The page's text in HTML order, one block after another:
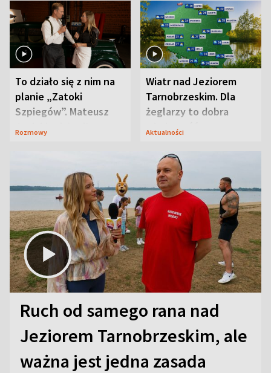
To działo się z nim na
planie „Zatoki
Szpiegów”. Mateusz
Janicki odsłonił
Rozmowy
Wiatr nad Jeziorem
Tarnobrzeskim. Dla
żeglarzy to dobra
wiadomość
Aktualności
Ruch od samego rana nad
Jeziorem Tarnobrzeskim, ale
ważna jest jedna zasada